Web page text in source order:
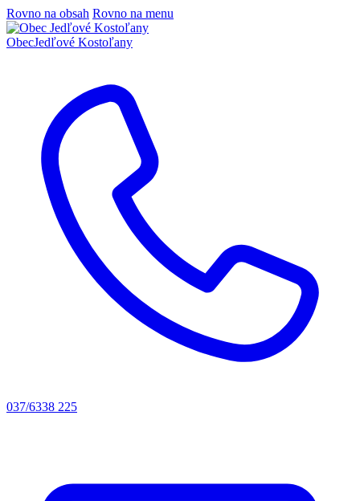
Rovno na obsah Rovno na menu
ObecJedľové Kostoľany
037/6338 225